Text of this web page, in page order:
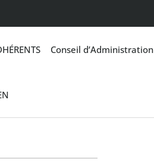
Conseil d’Administration